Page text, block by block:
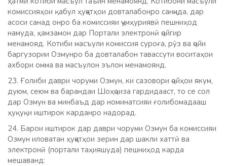
комиссияҳои қабул ҳуҷҷатҳои довталабонро санҷида, дар
асоси санад онро ба комиссияи ҷумҳуриявӣ пешниҳод
намуда, ҳамзамон дар Портали электронӣ ҷойгир
менамояд. Котиби масъули комиссия суроға, рӯз ва ҷойи
баргузории Озмунро ба довталабон тавассути воситаҳои
ахбори омма ва масъулон эълон менамоянд.
23. Ғолиби даври чоруми Озмун, ки сазовори ҷойҳои якум,
дуюм, сеюм ва барандаи Шоҳҷоиза гардидааст, то се сол
дар Озмун ва минбаъд дар номинатсияи ғолибомадааш
ҳуқуқи иштирок карданро надорад.
24. Барои иштирок дар даври чоруми Озмун ба комиссияи
Озмун иловатан ҳуҷҷатҳои зерин дар шакли хаттӣ ва
электронӣ (портали таҳияшуда) пешниҳод карда
мешаванд: